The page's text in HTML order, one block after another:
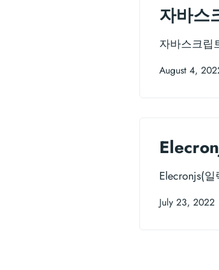
자바스
자바스크립
August 4,
Elecronjs(
July 23, 2022